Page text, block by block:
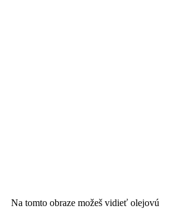
Na tomto obraze možeš vidieť olejovú